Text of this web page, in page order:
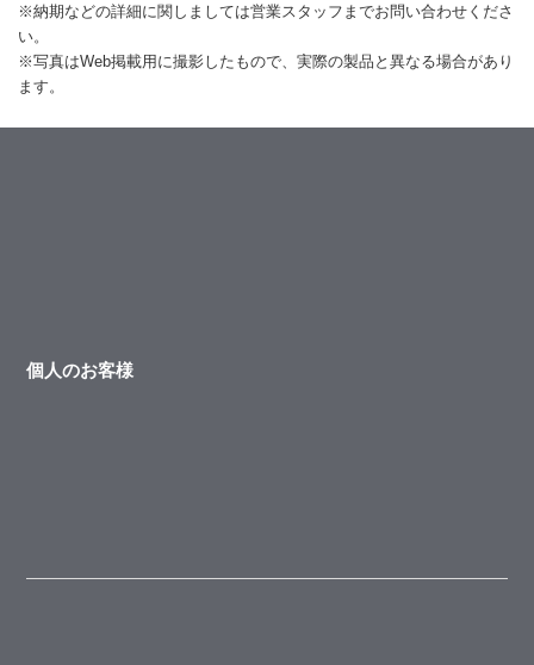
※納期などの詳細に関しましては営業スタッフまでお問い合わせくださ
い。
※写真はWeb掲載用に撮影したもので、実際の製品と異なる場合があり
ます。
個人のお客様